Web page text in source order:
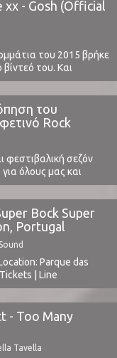
η οποία
της ένα μάτσο
συλλογές, EPs).Ο
- Gosh (Official
του 2015 βρήκε
του. Και
Romain
σκηνοθέτη Κώστα
αυτού - του
- κομματιού, που
ξανά στην
του
Rock
Βέλγιο
φεστιβαλική σεζόν
για όλους μας και
Μόλις πριν λίγες
να παρευρεθούμε
από κοντά για τους
Rock Werchter
στο Βέλγιο και το
Bock Super
Portugal
Parque das
| Line
- Too Many
Tavella